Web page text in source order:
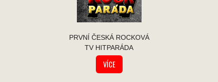
PRVNÍ ČESKÁ ROCKOVÁ
TV HITPARÁDA
VÍCE